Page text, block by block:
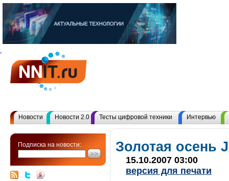
Новости Новости 2.0 Тесты цифровой техники Интервью
Подписка на новости: Золотая осень
15.10.2007 03:00
версия для печати